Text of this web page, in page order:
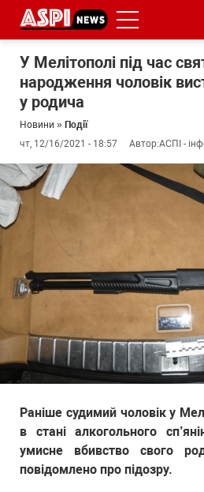
У Мелітополі під час
народження чоловік
у родича
Новини » Події
чт, 12/16/2021 - 18:57
Автор:АСПІ -
Раніше судимий чоловік у
в стані алкогольного
умисне вбивство свого
повідомлено про підозру.
#ООС
#боротьба
з
#ДФС